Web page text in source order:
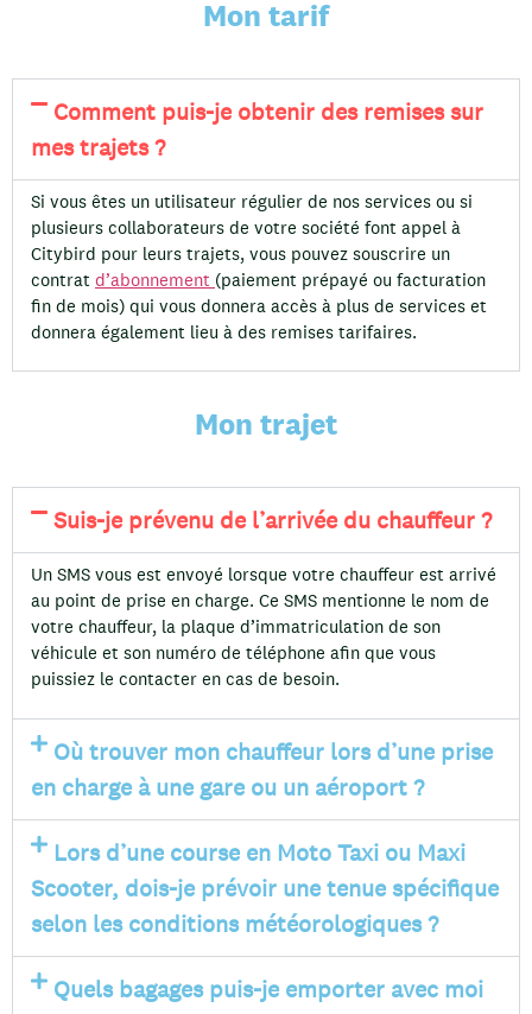
Mon tarif
Comment puis-je obtenir des remises sur
mes trajets ?
Si vous êtes un utilisateur régulier de nos services ou si
plusieurs collaborateurs de votre société font appel à
Citybird pour leurs trajets, vous pouvez souscrire un
contrat d’abonnement (paiement prépayé ou facturation
fin de mois) qui vous donnera accès à plus de services et
donnera également lieu à des remises tarifaires.
Mon trajet
Suis-je prévenu de l’arrivée du chauffeur ?
Un SMS vous est envoyé lorsque votre chauffeur est arrivé
au point de prise en charge. Ce SMS mentionne le nom de
votre chauffeur, la plaque d’immatriculation de son
véhicule et son numéro de téléphone afin que vous
puissiez le contacter en cas de besoin.
Où trouver mon chauffeur lors d’une prise
en charge à une gare ou un aéroport ?
Lors d’une course en Moto Taxi ou Maxi
Scooter, dois-je prévoir une tenue spécifique
selon les conditions météorologiques ?
Quels bagages puis-je emporter avec moi